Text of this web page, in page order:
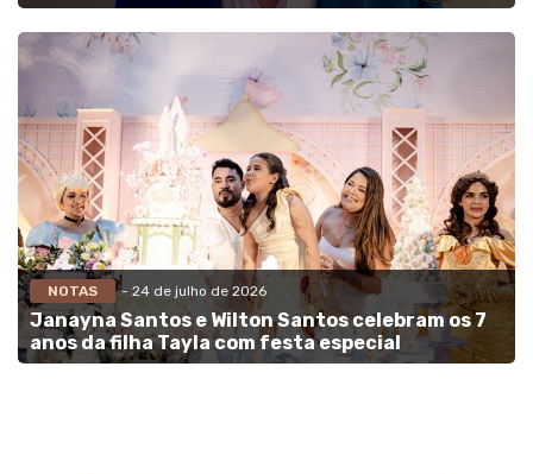
NOTAS - 24 de julho de 2026
Janayna Santos e Wilton Santos celebram os 7
anos da filha Tayla com festa especial